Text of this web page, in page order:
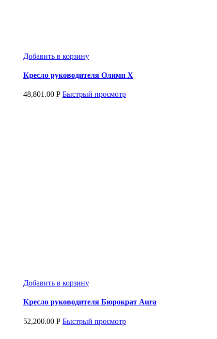
Добавить в корзину
Кресло руководителя Олимп Х
48,801.00 Р Быстрый просмотр
Добавить в корзину
Кресло руководителя Бюрократ Aura
52,200.00 Р Быстрый просмотр